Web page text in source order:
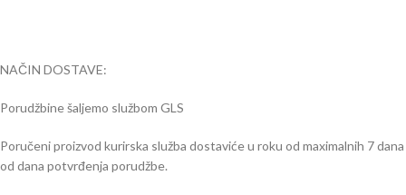
NAČIN DOSTAVE:
Porudžbine šaljemo službom GLS
Poručeni proizvod kurirska služba dostaviće u roku od maximalnih 7 dana
od dana potvrđenja porudžbe.